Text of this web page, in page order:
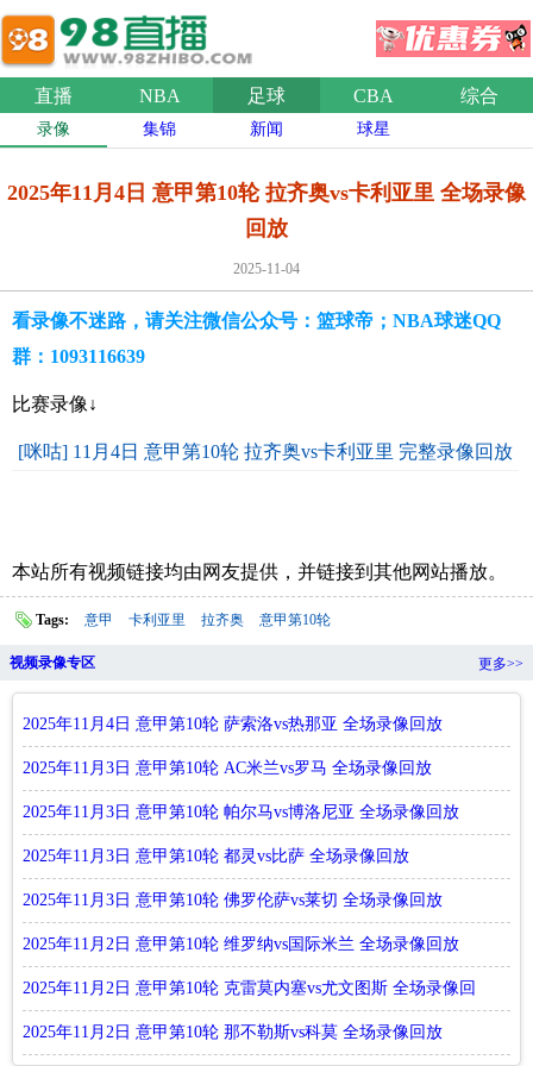
直播 NBA 足球 CBA 综合
录像 集锦 新闻 球星
2025年11月4日 意甲第10轮 拉齐奥vs卡利亚里 全场录像
回放
2025-11-04
看录像不迷路，请关注微信公众号：篮球帝；NBA球迷QQ
群：1093116639
比赛录像↓
[咪咕] 11月4日 意甲第10轮 拉齐奥vs卡利亚里 完整录像回放
本站所有视频链接均由网友提供，并链接到其他网站播放。
Tags: 意甲 卡利亚里 拉齐奥 意甲第10轮
视频录像专区 更多>>
2025年11月4日 意甲第10轮 萨索洛vs热那亚 全场录像回放
2025年11月3日 意甲第10轮 AC米兰vs罗马 全场录像回放
2025年11月3日 意甲第10轮 帕尔马vs博洛尼亚 全场录像回放
2025年11月3日 意甲第10轮 都灵vs比萨 全场录像回放
2025年11月3日 意甲第10轮 佛罗伦萨vs莱切 全场录像回放
2025年11月2日 意甲第10轮 维罗纳vs国际米兰 全场录像回放
2025年11月2日 意甲第10轮 克雷莫内塞vs尤文图斯 全场录像回
放
2025年11月2日 意甲第10轮 那不勒斯vs科莫 全场录像回放